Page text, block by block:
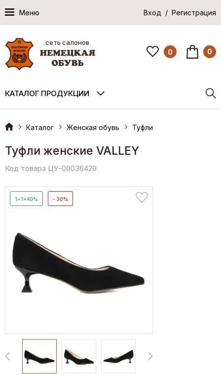
Меню Вход / Регистрация
сеть салонов
0 0
КАТАЛОГ ПРОДУКЦИИ
Каталог Женская обувь Туфли
Туфли женские VALLEY
Код товара ЦУ-00036420
1+1=40% - 30%